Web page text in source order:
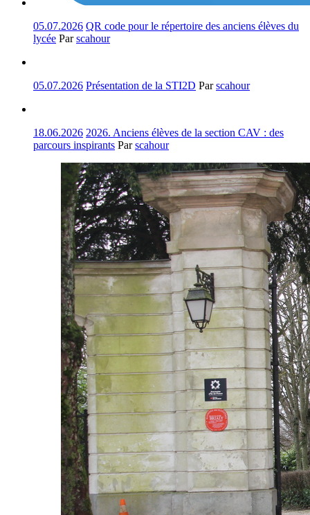
05.07.2026 QR code pour le répertoire des anciens élèves du
lycée Parscahour
05.07.2026 Présentation de la STI2D Parscahour
18.06.2026 2026. Anciens élèves de la section CAV : des
parcours inspirants Parscahour